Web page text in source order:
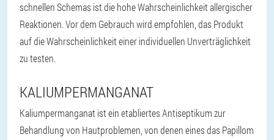
schnellen Schemas ist die hohe Wahrscheinlichkeit allergischer
Reaktionen. Vor dem Gebrauch wird empfohlen, das Produkt
auf die Wahrscheinlichkeit einer individuellen Unverträglichkeit
zu testen.
KALIUMPERMANGANAT
Kaliumpermanganat ist ein etabliertes Antiseptikum zur
Behandlung von Hautproblemen, von denen eines das Papillom